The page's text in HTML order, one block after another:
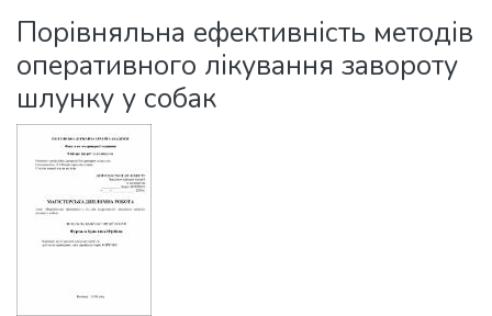
Statistics
Порівняльна ефективність методів
оперативного лікування завороту
шлунку у собак